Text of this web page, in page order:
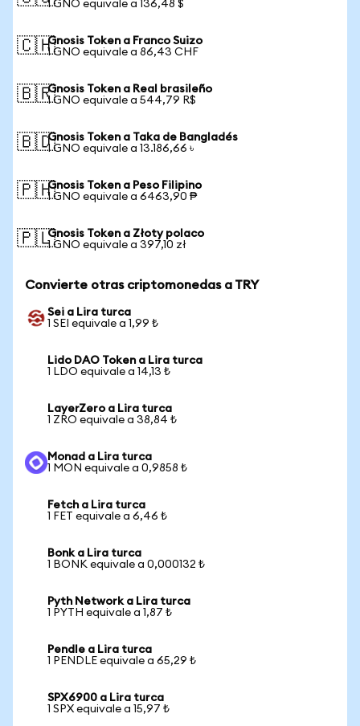
1 GNO equivale a 136,48 $
🇨🇭Gnosis Token a Franco Suizo
1 GNO equivale a 86,43 CHF
🇧🇷Gnosis Token a Real brasileño
1 GNO equivale a 544,79 R$
🇧🇩Gnosis Token a Taka de Bangladés
1 GNO equivale a 13.186,66 ৳
🇵🇭Gnosis Token a Peso Filipino
1 GNO equivale a 6463,90 ₱
🇵🇱Gnosis Token a Złoty polaco
1 GNO equivale a 397,10 zł
Convierte otras criptomonedas a TRY
Sei a Lira turca
1 SEI equivale a 1,99 ₺
Lido DAO Token a Lira turca
1 LDO equivale a 14,13 ₺
LayerZero a Lira turca
1 ZRO equivale a 38,84 ₺
Monad a Lira turca
1 MON equivale a 0,9858 ₺
Fetch a Lira turca
1 FET equivale a 6,46 ₺
Bonk a Lira turca
1 BONK equivale a 0,000132 ₺
Pyth Network a Lira turca
1 PYTH equivale a 1,87 ₺
Pendle a Lira turca
1 PENDLE equivale a 65,29 ₺
SPX6900 a Lira turca
1 SPX equivale a 15,97 ₺